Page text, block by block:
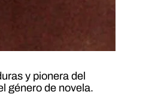
y pionera del
género de novela.